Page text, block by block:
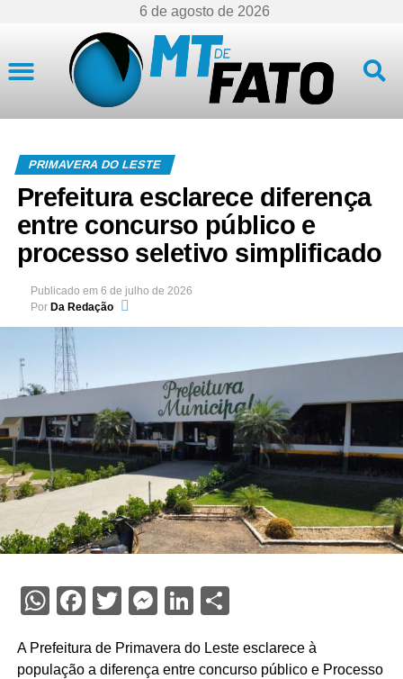
6 de agosto de 2026
PRIMAVERA DO LESTE
Prefeitura esclarece diferença
entre concurso público e
processo seletivo simplificado
Publicado em 6 de julho de 2026
Por Da Redação
WhatsApp
Facebook
TwitterMessenger
LinkedIn
A Prefeitura de Primavera do Leste esclarece à
população a diferença entre concurso público e Processo